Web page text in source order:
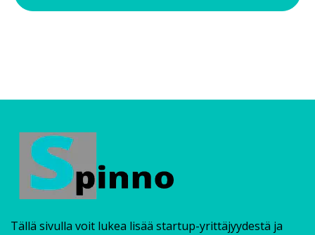
Tällä sivulla voit lukea lisää startup-yrittäjyydestä ja